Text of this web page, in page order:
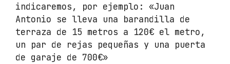
indicaremos, por ejemplo: «Juan
Antonio se lleva una barandilla de
terraza de 15 metros a 120€ el metro,
un par de rejas pequeñas y una puerta
de garaje de 700€»